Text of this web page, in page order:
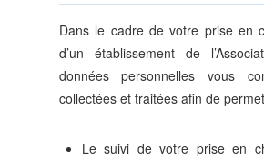
Dans le cadre de votre prise en
d’un établissement de
données personnelles vous
collectées et traitées afin de
Le suivi de votre prise en